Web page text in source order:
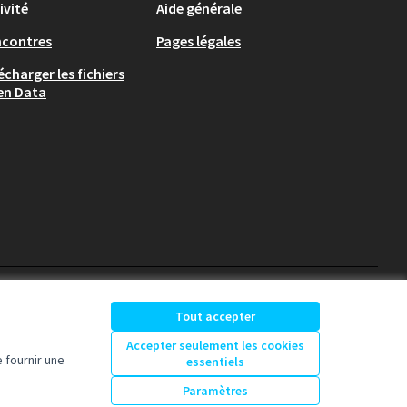
fournir une
Tout accepter
Accepter seulement les cookies
essentiels
Paramètres
les fichiers
Data
Aide générale
Pages légales
(Lien externe)(Lien externe)(Lien externe)
Licence Creative
(Lien externe)